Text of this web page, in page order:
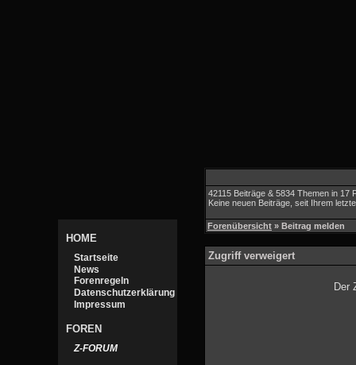
HOME
Startseite
News
Forenregeln
Datenschutzerklärung
Impressum
FOREN
Z-FORUM
42115 Beiträge & 5834 Themen in 17
Keine neuen Beiträge, seit Ihrem
Forenübersicht » Beitrag melden
Zugriff verweigert
Der